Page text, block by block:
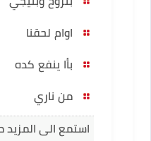
اوام لحقنا
بأا ينفع كده
من ناري
استمع الى